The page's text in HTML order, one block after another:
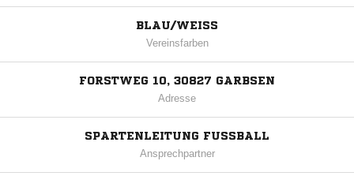
BLAU/WEISS
Vereinsfarben
FORSTWEG 10, 30827 GARBSEN
Adresse
SPARTENLEITUNG FUSSBALL
Ansprechpartner